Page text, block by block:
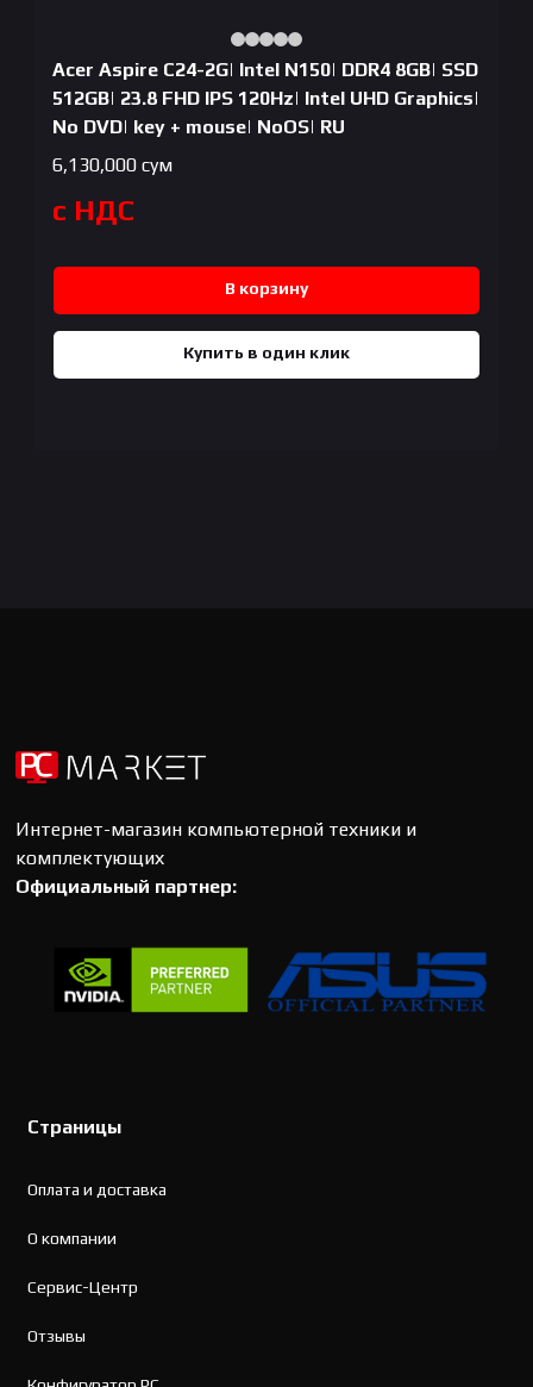
Acer Aspire C24-2G| Intel N150| DDR4 8GB| SSD
512GB| 23.8 FHD IPS 120Hz| Intel UHD Graphics|
No DVD| key + mouse| NoOS| RU
6,130,000 сум
с НДС
В корзину
Купить в один клик
Интернет-магазин компьютерной техники и
комплектующих
Официальный партнер:
Страницы
Оплата и доставка
О компании
Сервис-Центр
Отзывы